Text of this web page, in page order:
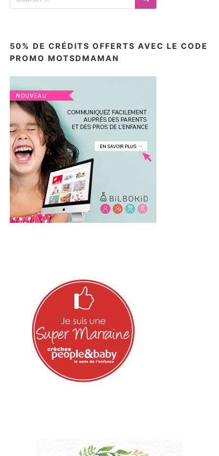
for:
Search
50% DE CRÉDITS OFFERTS AVEC LE CODE
PROMO MOTSDMAMAN